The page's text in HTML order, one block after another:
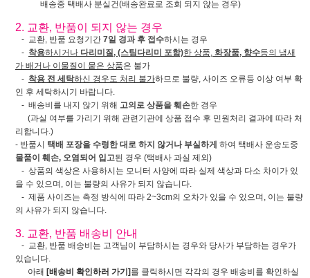
배송중 택배사 분실건(배송완료로 조회 되지 않는 경우)
2. 교환, 반품이 되지 않는 경우
- 교환, 반품 요청기간 7일 경과 후 접수하시는 경우
- 착용하시거나 다리미질, (스팀다리미 포함)한 상품, 화장품, 향수등의 냄새
가 배거나 이물질이 뭍은 상품은 불가
- 착용 전 세탁하신 경우도 처리 불가하므로 불량, 사이즈 오류등 이상 여부 확
인 후 세탁하시기 바랍니다.
- 배송비를 내지 않기 위해 고의로 상품을 훼손한 경우
(과실 여부를 가리기 위해 관련기관에 상품 접수 후 민원처리 결과에 따라 처
리합니다.)
- 반품시 택배 포장을 수령한 대로 하지 않거나 부실하게 하여 택배사 운송도중
물품이 훼손, 오염되어 입고된 경우 (택배사 과실 제외)
- 상품의 색상은 사용하시는 모니터 사양에 따라 실제 색상과 다소 차이가 있
을 수 있으며, 이는 불량의 사유가 되지 않습니다.
- 제품 사이즈는 측정 방식에 따라 2~3cm의 오차가 있을 수 있으며, 이는 불량
의 사유가 되지 않습니다.
3. 교환, 반품 배송비 안내
- 교환, 반품 배송비는 고객님이 부담하시는 경우와 당사가 부담하는 경우가
있습니다.
아래 [배송비 확인하러 가기] 를 클릭하시면 각각의 경우 배송비를 확인하실